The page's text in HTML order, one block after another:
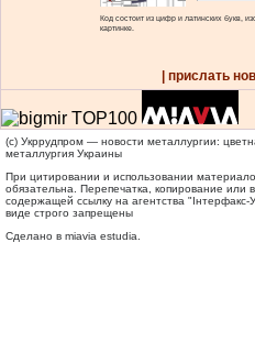
Код состоит из цифр и латинских букв,
картинке.
| прислать
(c) Укррудпром — новости металлургии:
металлургия Украины
При цитировании и использовании
обязательна. Перепечатка, копирование
содержащей ссылку на агентства "Iнтерфакс-
виде строго запрещены
Сделано в miavia estudia.